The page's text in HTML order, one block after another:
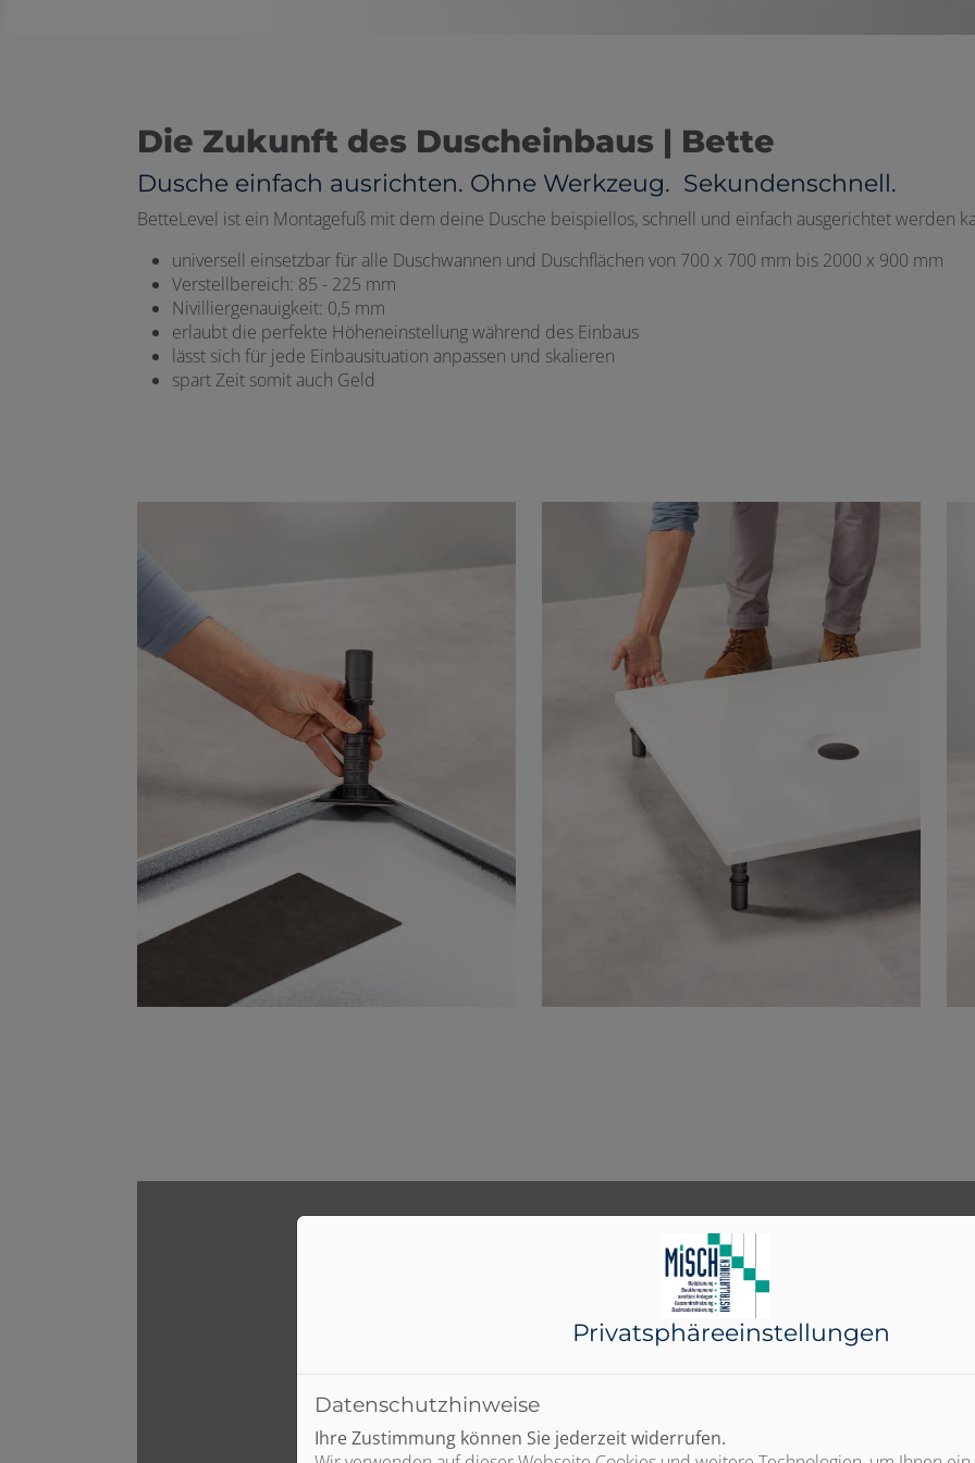
Die Zukunft des Duscheinbaus | Bette
Dusche einfach ausrichten. Ohne Werkzeug. Sekundenschnell.
BetteLevel ist ein Montagefuß mit dem deine Dusche beispiellos, schnell und einfach ausgerichtet werden
universell einsetzbar für alle Duschwannen und Duschflächen von 700 x 700 mm bis 2000 x 900 mm
Verstellbereich: 85 - 225 mm
Nivilliergenauigkeit: 0,5 mm
erlaubt die perfekte Höheneinstellung während des Einbaus
lässt sich für jede Einbausituation anpassen und skalieren
spart Zeit somit auch Geld
Privatsphäre­einstellungen
Datenschutzhinweise
Ihre Zustimmung können Sie jederzeit widerrufen.